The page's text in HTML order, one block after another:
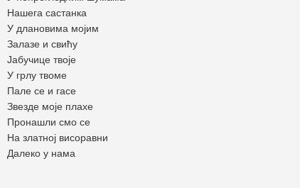
Нашега састанка
У длановима мојим
Залазе и свићу
Јабучице твоје
У грлу твоме
Пале се и гасе
Звезде моје плахе
Пронашли смо се
На златној висоравни
Далеко у нама